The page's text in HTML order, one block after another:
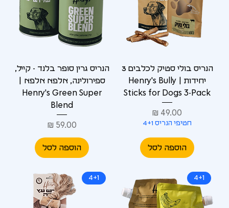
הנריס בולי סטיק לכלבים 3
יחידות | Henry's Bully
Sticks for Dogs 3-Pack
מחיר
חטיפי הנריס 4+1
הוספה לסל
הנריס גרין סופר בלנד - קייל,
ספירולינה, אלפא אלפא |
Henry's Green Super
Blend
מחיר
הוספה לסל
4+1
4+1